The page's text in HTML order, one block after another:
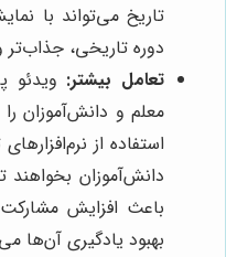
تاریخ می‌تواند با
دوره تاریخی، جذاب‌تر
تعامل بیشتر: ویدئو
معلم و دانش‌آموزان
استفاده از
دانش‌آموزان
باعث افزایش مشارکت
بهبود یادگیری آن‌ها